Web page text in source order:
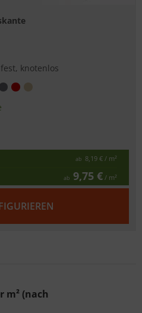
knotenlos
ab 8,19 € / m²
ab 9,75 € / m²
m² (nach